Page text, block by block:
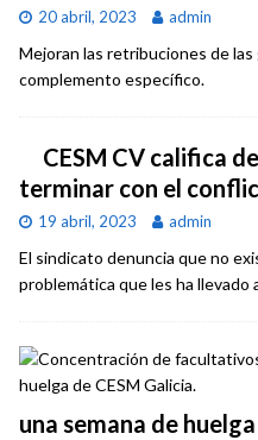
20 abril, 2023 admin
Mejoran las retribuciones de las
complemento específico.
CESM CV califica
terminar con el
19 abril, 2023 admin
El sindicato denuncia que no
problemática que les ha llevado
una semana de huelga